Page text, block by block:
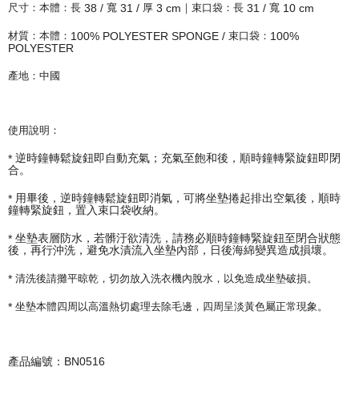
尺寸：本體：長 38 / 寬 31 / 厚 3 cm ｜束口袋：長 31 / 寬 10 cm
材質：本體： 100% POLYESTER SPONGE / 束口袋： 100%
POLYESTER
產地：中國
使用說明：
* 逆時鐘轉鬆旋鈕即自動充氣；充氣至飽和後， 順時鐘轉緊旋鈕即閉
合。
* 用畢後，逆時鐘轉鬆旋鈕即消氣，可將坐墊捲起排出空氣後， 順時
鐘轉緊旋鈕，置入束口袋收納。
* 坐墊表層防水，若髒汙欲清洗， 請務必順時鐘轉緊旋鈕至閉合狀態
後，再行沖洗，避免水漬流入坐墊內部，日後海綿變異造成損壞。
* 清洗後請攤平晾乾，切勿放入洗衣機內脫水，以免造成坐墊破損。
* 坐墊本體四周以高溫熱切處理去除毛邊，四周呈淡黃色屬正常現象。
產品編號：BN0516